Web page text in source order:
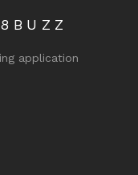
application